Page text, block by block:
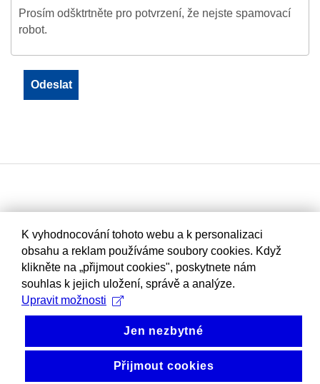
Prosím odšktrtněte pro potvrzení, že nejste spamovací
robot.
K vyhodnocování tohoto webu a k personalizaci
obsahu a reklam používáme soubory cookies. Když
klikněte na „přijmout cookies", poskytnete nám
souhlas k jejich uložení, správě a analýze.
Upravit možnosti
Jen nezbytné
Přijmout cookies